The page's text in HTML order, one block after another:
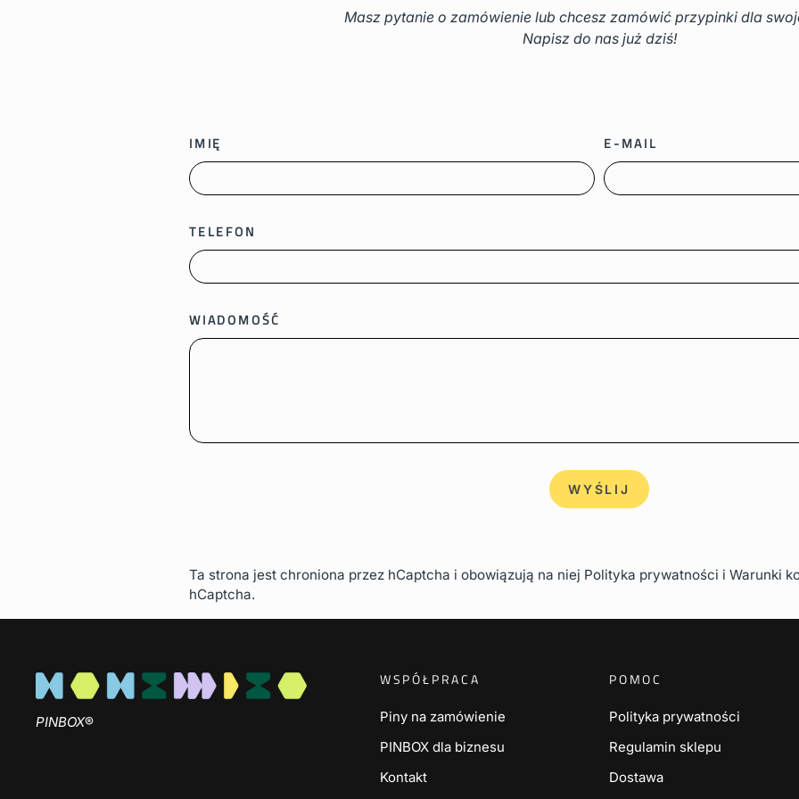
Masz pytanie o zamówienie lub chcesz zamówić przypinki dla
Napisz do nas już dziś!
IMIĘ E-MAIL
TELEFON
WIADOMOŚĆ
WYŚLIJ
Ta strona jest chroniona przez hCaptcha i obowiązują na niej Polityka prywatności i Warunki
hCaptcha.
PINBOX®
WSPÓŁPRACA
Piny na zamówienie
PINBOX dla biznesu
Kontakt
POMOC
Polityka prywatności
Regulamin sklepu
Dostawa